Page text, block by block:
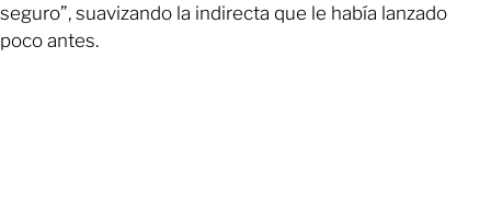
seguro”, suavizando la indirecta que le había lanzado
poco antes.